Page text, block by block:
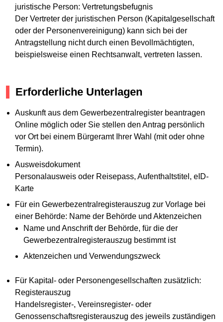
juristische Person: Vertretungsbefugnis
Der Vertreter der juristischen Person (Kapitalgesellschaft
oder der Personenvereinigung) kann sich bei der
Antragstellung nicht durch einen Bevollmächtigten,
beispielsweise einen Rechtsanwalt, vertreten lassen.
Erforderliche Unterlagen
Auskunft aus dem Gewerbezentralregister beantragen
Online möglich oder Sie stellen den Antrag persönlich
vor Ort bei einem Bürgeramt Ihrer Wahl (mit oder ohne
Termin).
Ausweisdokument
Personalausweis oder Reisepass, Aufenthaltstitel, eID-
Karte
Für ein Gewerbezentralregisterauszug zur Vorlage bei
einer Behörde: Name der Behörde und Aktenzeichen
Name und Anschrift der Behörde, für die der
Gewerbezentralregisterauszug bestimmt ist
Aktenzeichen und Verwendungszweck
Für Kapital- oder Personengesellschaften zusätzlich:
Registerauszug
Handelsregister-, Vereinsregister- oder
Genossenschaftsregisterauszug des jeweils zuständigen